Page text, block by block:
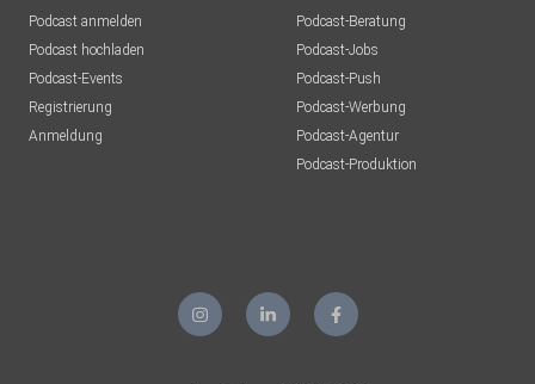
Podcast anmelden
Podcast hochladen
Podcast-Events
Registrierung
Anmeldung
Podcast-Beratung
Podcast-Jobs
Podcast-Push
Podcast-Werbung
Podcast-Agentur
Podcast-Produktion